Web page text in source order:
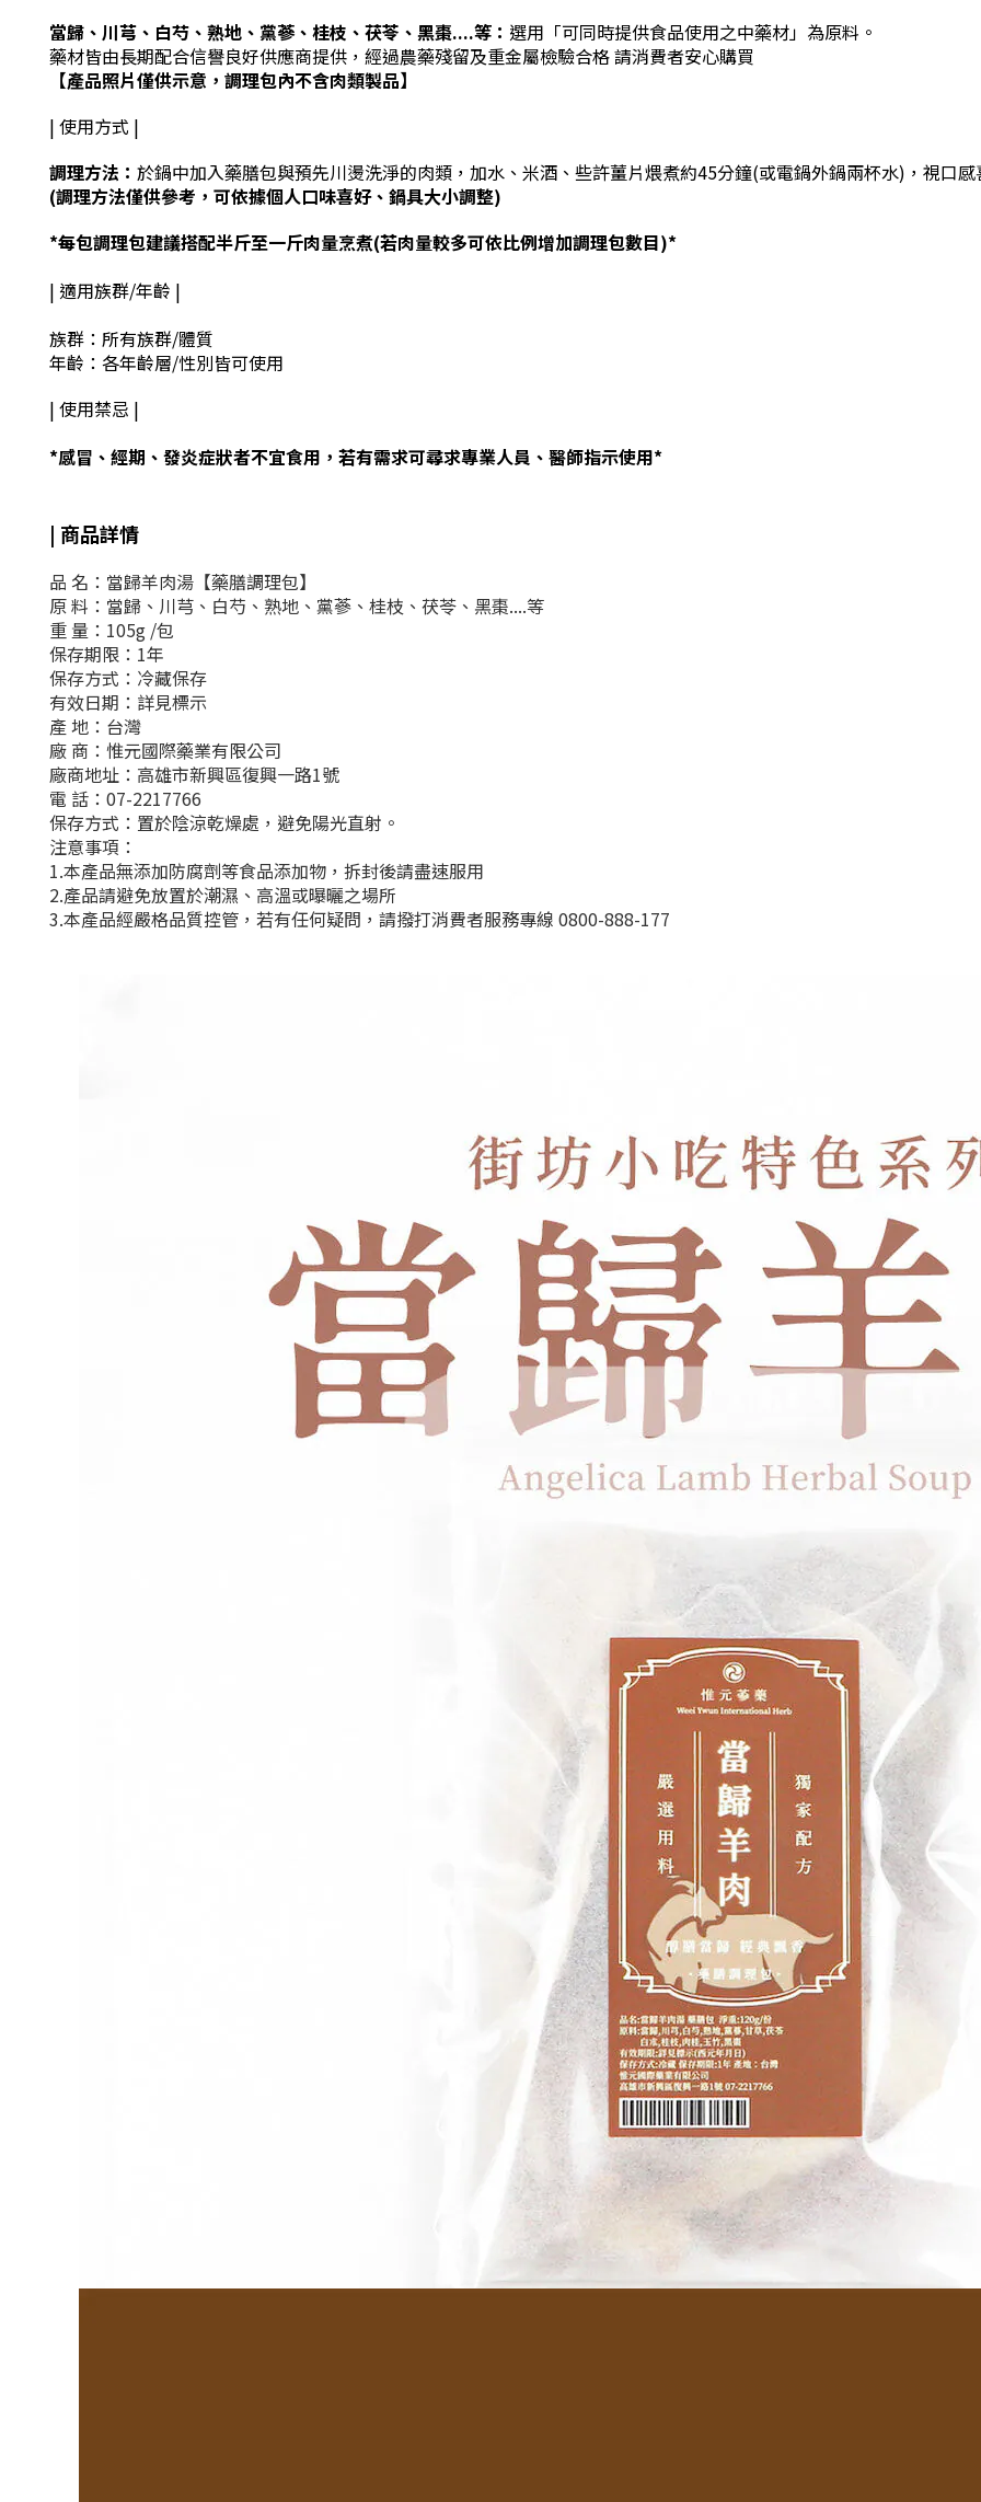
當歸、川芎、白芍、熟地、黨蔘、桂枝、茯苓、黑棗....等 ： 選用 「可同時提供食品使用之中藥材」為原料。
藥材皆由長期配合信譽良好供應商提供， 經過農藥殘留及重金屬檢驗合格 請消費者安心購買
【產品照片僅供示意，調理包內不含肉類製品】
| 使用方式 |
調理方法： 於鍋中加入藥膳包與預先川燙洗淨的肉類，加水、米酒、些許薑片煨煮約45分鐘(或電鍋外鍋兩杯水)，視口
(調理方法僅供參考，可依據個人口味喜好、鍋具大小調整)
*每包調理包建議搭配半斤至一斤肉量烹煮(若肉量較多可依比例增加調理包數目)*
| 適用族群/年齡 |
族群：所有族群/體質
年齡：各年齡層/性別皆可使用
| 使用禁忌 |
*感冒、經期、發炎症狀者不宜食用，若有需求可尋求專業人員、醫師指示使用*
| 商品詳情
品 名：當歸羊肉湯【藥膳調理包】
原 料：當歸、川芎、白芍、熟地、黨蔘、桂枝、茯苓、黑棗....等
重 量：105g /包
保存期限：1年
保存方式：冷藏保存
有效日期：詳見標示
產 地：台灣
廠 商：惟元國際藥業有限公司
廠商地址：高雄市新興區復興一路1號
電 話：07-2217766
保存方式： 置於陰涼乾燥處 ， 避免陽光直射 。
注意事項：
1.本產品無添加防腐劑等食品添加物，拆封後請盡速服用
2.產品請避免放置於潮濕、高溫或曝曬之場所
3.本產品經嚴格品質控管，若有任何疑問，請撥打消費者服務專線 0800-888-177